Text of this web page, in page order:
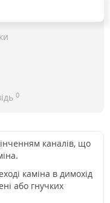
0
каналів, що
каміна в димохід
або гнучких